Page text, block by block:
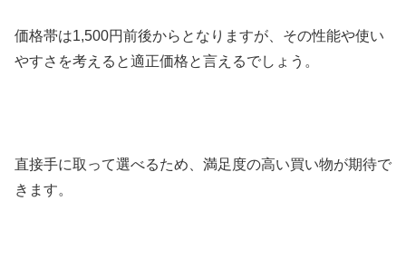
価格帯は1,500円前後からとなりますが、その性能や使い
やすさを考えると適正価格と言えるでしょう。
直接手に取って選べるため、満足度の高い買い物が期待で
きます。